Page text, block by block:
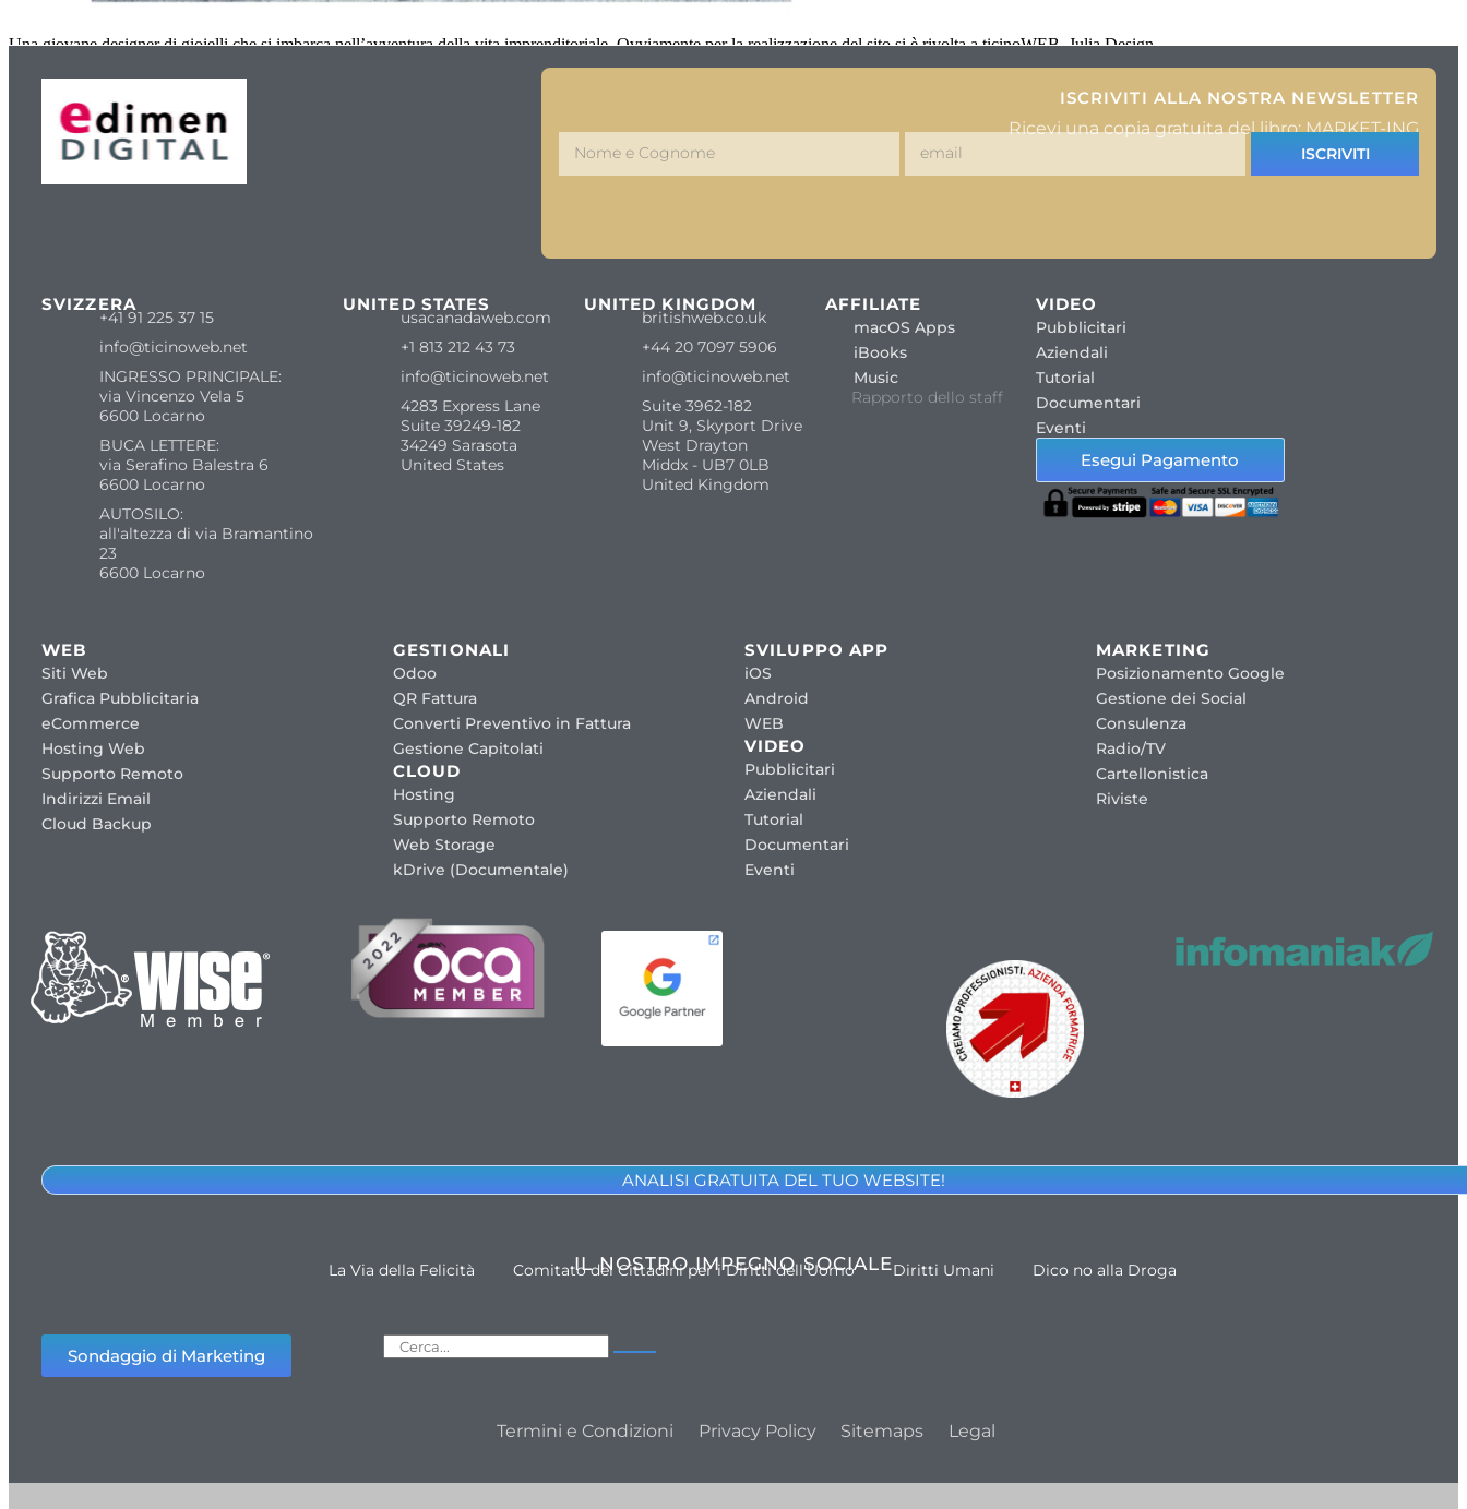
Una giovane designer di gioielli che si imbarca nell’avventura della vita imprenditoriale. Ovviamente per la realizzazione del sito si è rivolta a ticinoWEB. Julia Design
ISCRIVITI ALLA NOSTRA NEWSLETTER
Ricevi una copia gratuita del libro: MARKET-ING
ISCRIVITI
SVIZZERA
+41 91 225 37 15
info@ticinoweb.net
INGRESSO PRINCIPALE:
via Vincenzo Vela 5
6600 Locarno
BUCA LETTERE:
via Serafino Balestra 6
6600 Locarno
AUTOSILO:
all'altezza di via Bramantino
23
6600 Locarno
UNITED STATES
usacanadaweb.com
+1 813 212 43 73
info@ticinoweb.net
4283 Express Lane
Suite 39249-182
34249 Sarasota
United States
UNITED KINGDOM
britishweb.co.uk
+44 20 7097 5906
info@ticinoweb.net
Suite 3962-182
Unit 9, Skyport Drive
West Drayton
Middx - UB7 0LB
United Kingdom
AFFILIATE
macOS Apps
iBooks
Music
Rapporto dello staff
VIDEO
Pubblicitari
Aziendali
Tutorial
Documentari
Eventi
Esegui Pagamento
WEB
Siti Web
Grafica Pubblicitaria
eCommerce
Hosting Web
Supporto Remoto
Indirizzi Email
Cloud Backup
GESTIONALI
Odoo
QR Fattura
Converti Preventivo in Fattura
Gestione Capitolati
CLOUD
Hosting
Supporto Remoto
Web Storage
kDrive (Documentale)
SVILUPPO APP
iOS
Android
WEB
VIDEO
Pubblicitari
Aziendali
Tutorial
Documentari
Eventi
MARKETING
Posizionamento Google
Gestione dei Social
Consulenza
Radio/TV
Cartellonistica
Riviste
ANALISI GRATUITA DEL TUO WEBSITE!
IL NOSTRO IMPEGNO SOCIALE
La Via della Felicità Comitato dei Cittadini per i Diritti dell'Uomo Diritti Umani Dico no alla Droga
Sondaggio di Marketing
Termini e Condizioni Privacy Policy Sitemaps Legal